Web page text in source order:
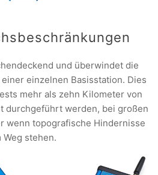
und überwindet die
einzelnen Basisstation. Dies
mehr als zehn Kilometer von
durchgeführt werden, bei großen
wenn topografische Hindernisse
Weg stehen.